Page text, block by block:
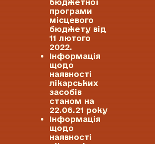
бюджетної
програми
місцевого
бюджету від
11 лютого
2022.
Інформація
щодо
наявності
лікарських
засобів
станом на
22.06.21 року
Інформація
щодо
наявності